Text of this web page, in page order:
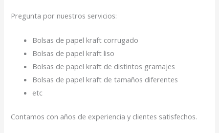
Pregunta por nuestros servicios:
Bolsas de papel kraft corrugado
Bolsas de papel kraft liso
Bolsas de papel kraft de distintos gramajes
Bolsas de papel kraft de tamaños diferentes
etc
Contamos con años de experiencia y clientes satisfechos.